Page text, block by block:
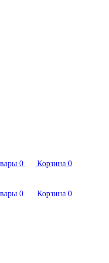
0 Корзина 0
0 Корзина 0